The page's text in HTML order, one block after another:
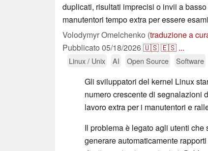
duplicati, risultati imprecisi o invii a
manutentori tempo extra per essere
Volodymyr Omelchenko (traduzione a
Pubblicato 05/18/2026🇺🇸🇪🇸 ...
Linux / Unix AI Open Source Software
Gli sviluppatori del kernel Linux
numero crescente di segnalazioni
lavoro extra per i manutentori e
Il problema è legato agli utenti
generare automaticamente